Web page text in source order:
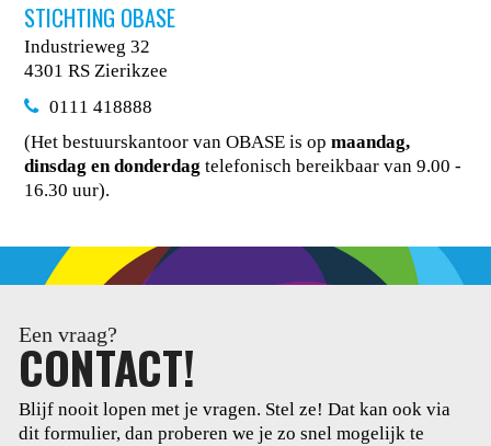
STICHTING OBASE
Industrieweg 32
4301 RS Zierikzee
0111 418888
(Het bestuurskantoor van OBASE is opmaandag,
dinsdag en donderdag telefonisch bereikbaar van 9.00 -
16.30 uur).
Een vraag?
CONTACT!
Blijf nooit lopen met je vragen. Stel ze! Dat kan ook via
dit formulier, dan proberen we je zo snel mogelijk te